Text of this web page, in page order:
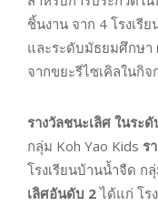
ชิ้นงาน จาก 4 โรงเรี
และระดับมัธยมศึกษา
จากขยะรีไซเคิลในกิจ
รางวัลชนะเลิศ ในระ
กลุ่ม Koh Yao Kids ร
โรงเรียนบ้านน้ำจืด ก
เลิศอันดับ 2ได้แก่ โร